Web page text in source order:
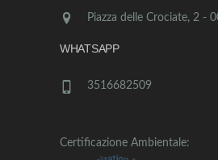
Piazza delle Crociate, 2 -
WHATSAPP
3516682509
Certificazione Ambientale: